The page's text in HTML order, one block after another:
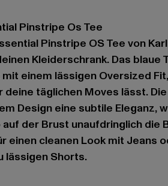
Pinstripe Os Tee
Pinstripe OS Tee von
Kleiderschrank. Das blaue
einem lässigen Oversized
täglichen Moves lässt.
Design eine subtile Eleganz,
der Brust unaufdringlich die
einen cleanen Look mit Jeans
lässigen Shorts.